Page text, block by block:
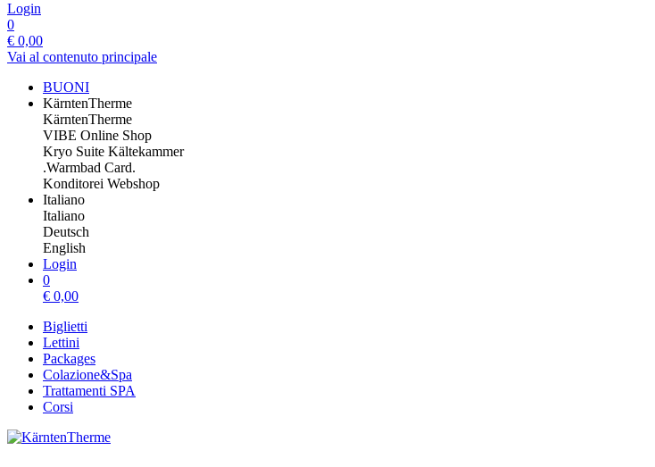
Login
0
€ 0,00
Vai al contenuto principale
BUONI
KärntenTherme
KärntenTherme
VIBE Online Shop
Kryo Suite Kältekammer
.Warmbad Card.
Konditorei Webshop
Italiano
Italiano
Deutsch
English
Login
0
€ 0,00
Biglietti
Lettini
Packages
Colazione&Spa
Trattamenti SPA
Corsi